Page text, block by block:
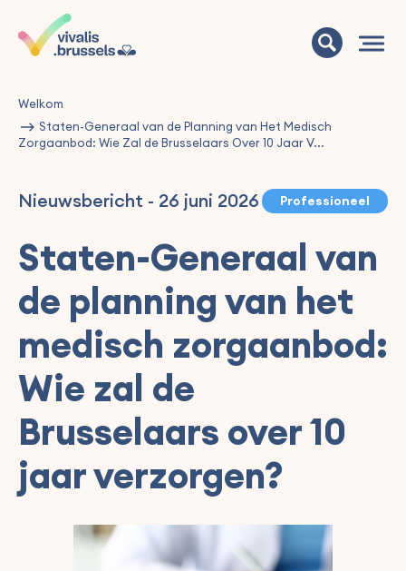
Welkom
Staten-Generaal van de Planning van Het Medisch
Zorgaanbod: Wie Zal de Brusselaars Over 10 Jaar V...
Nieuwsbericht - 26 juni 2026 Professioneel
Staten-Generaal van
de planning van het
medisch zorgaanbod:
Wie zal de
Brusselaars over 10
jaar verzorgen?